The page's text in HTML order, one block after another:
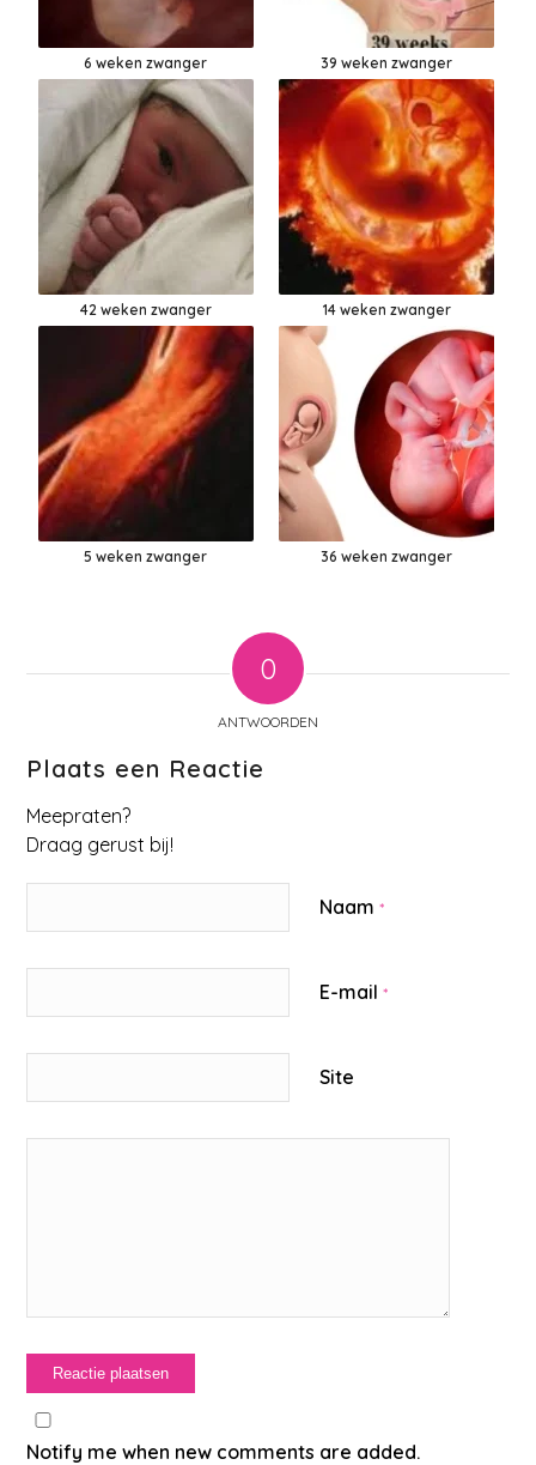
6 weken zwanger 39 weken zwanger
42 weken zwanger 14 weken zwanger
5 weken zwanger 36 weken zwanger
0
ANTWOORDEN
Plaats een Reactie
Meepraten?
Draag gerust bij!
Naam*
E-mail*
Site
Notify me when new comments are added.